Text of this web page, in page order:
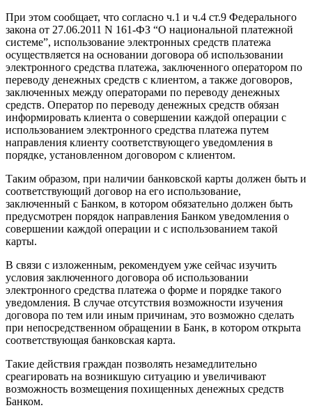
При этом сообщает, что согласно ч.1 и ч.4 ст.9 Федерального
закона от 27.06.2011 N 161-ФЗ “О национальной платежной
системе”, использование электронных средств платежа
осуществляется на основании договора об использовании
электронного средства платежа, заключенного оператором по
переводу денежных средств с клиентом, а также договоров,
заключенных между операторами по переводу денежных
средств. Оператор по переводу денежных средств обязан
информировать клиента о совершении каждой операции с
использованием электронного средства платежа путем
направления клиенту соответствующего уведомления в
порядке, установленном договором с клиентом.
Таким образом, при наличии банковской карты должен быть и
соответствующий договор на его использование,
заключенный с Банком, в котором обязательно должен быть
предусмотрен порядок направления Банком уведомления о
совершении каждой операции и с использованием такой
карты.
В связи с изложенным, рекомендуем уже сейчас изучить
условия заключенного договора об использовании
электронного средства платежа о форме и порядке такого
уведомления. В случае отсутствия возможности изучения
договора по тем или иным причинам, это возможно сделать
при непосредственном обращении в Банк, в котором открыта
соответствующая банковская карта.
Такие действия граждан позволять незамедлительно
среагировать на возникшую ситуацию и увеличивают
возможность возмещения похищенных денежных средств
Банком.